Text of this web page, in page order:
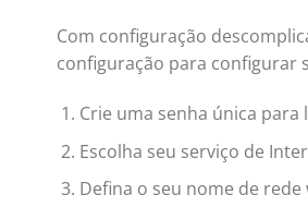
Com configuração
configuração para configurar
Crie uma senha única para
Escolha seu serviço de
Defina o seu nome de rede